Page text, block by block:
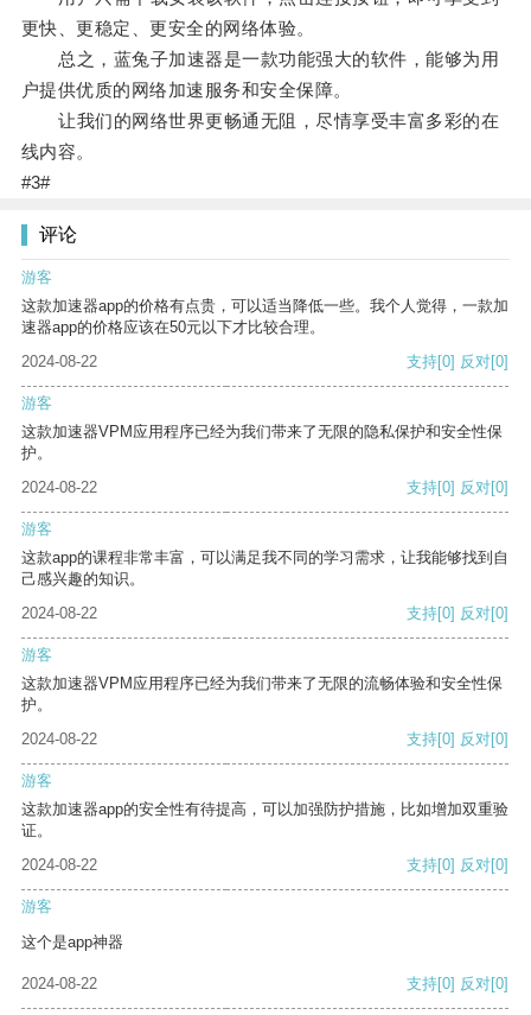
更快、更稳定、更安全的网络体验。
总之，蓝兔子加速器是一款功能强大的软件，能够为用
户提供优质的网络加速服务和安全保障。
让我们的网络世界更畅通无阻，尽情享受丰富多彩的在
线内容。
#3#
评论
游客
这款加速器app的价格有点贵，可以适当降低一些。我个人觉得，一款加
速器app的价格应该在50元以下才比较合理。
2024-08-22
支持[0] 反对[0]
游客
这款加速器VPM应用程序已经为我们带来了无限的隐私保护和安全性保
护。
2024-08-22
支持[0] 反对[0]
游客
这款app的课程非常丰富，可以满足我不同的学习需求，让我能够找到自
己感兴趣的知识。
2024-08-22
支持[0] 反对[0]
游客
这款加速器VPM应用程序已经为我们带来了无限的流畅体验和安全性保
护。
2024-08-22
支持[0] 反对[0]
游客
这款加速器app的安全性有待提高，可以加强防护措施，比如增加双重验
证。
2024-08-22
支持[0] 反对[0]
游客
这个是app神器
2024-08-22 支持[0] 反对[0]